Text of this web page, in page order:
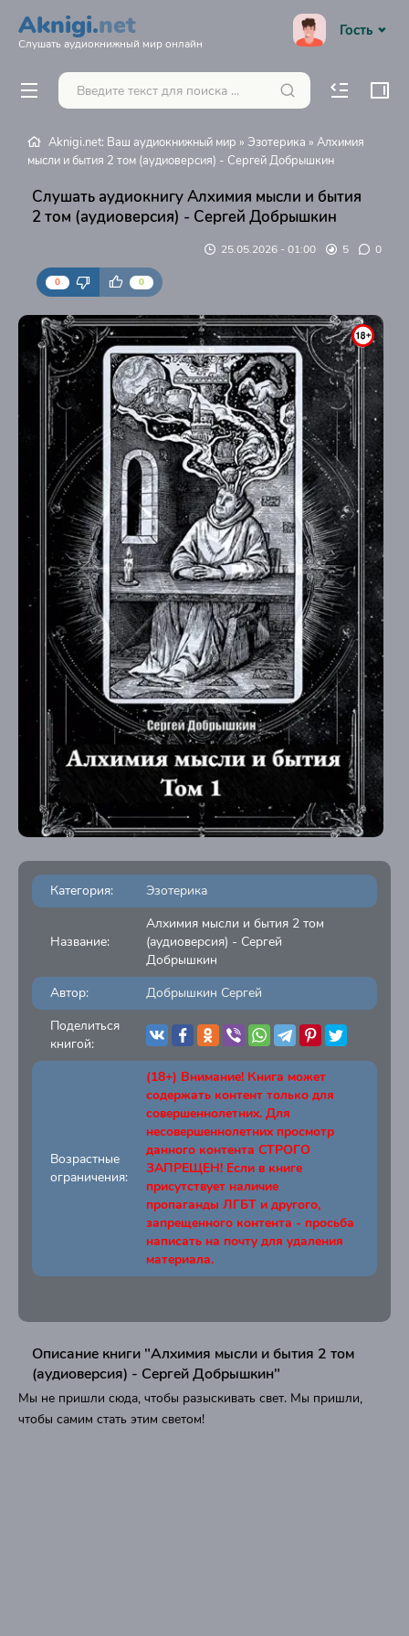
Aknigi.net
Слушать аудиокнижный мир онлайн
Гость
Aknigi.net: Ваш аудиокнижный мир » Эзотерика » Алхимия
мысли и бытия 2 том (аудиоверсия) - Сергей Добрышкин
Слушать аудиокнигу Алхимия мысли и бытия
2 том (аудиоверсия) - Сергей Добрышкин
25.05.2026 - 01:00 5 0
0 0
Категория: Эзотерика
Название:
Алхимия мысли и бытия 2 том
(аудиоверсия) - Сергей
Добрышкин
Автор:
Добрышкин Сергей
Поделиться
книгой:
Возрастные
ограничения:
(18+) Внимание! Книга может
содержать контент только для
совершеннолетних. Для
несовершеннолетних просмотр
данного контента СТРОГО
ЗАПРЕЩЕН! Если в книге
присутствует наличие
пропаганды ЛГБТ и другого,
запрещенного контента - просьба
написать на почту для удаления
материала.
Описание книги "Алхимия мысли и бытия 2 том
(аудиоверсия) - Сергей Добрышкин"
Мы не пришли сюда, чтобы разыскивать свет. Мы пришли,
чтобы самим стать этим светом!